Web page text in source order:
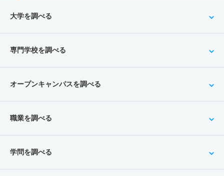
大学を調べる
専門学校を調べる
オープンキャンパスを調べる
職業を調べる
学問を調べる